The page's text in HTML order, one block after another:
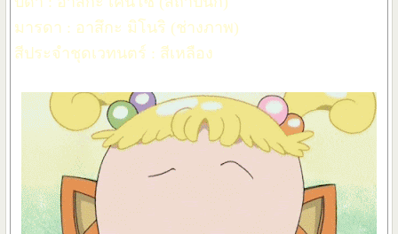
มารดา : อาสึกะ มิโนริ (ช่างภาพ)
สีประจำชุดเวทนตร์ : สีเหลือง